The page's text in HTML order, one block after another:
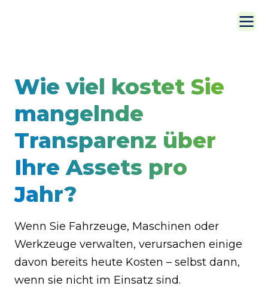
Wie viel kostet Sie
mangelnde
Transparenz über
Ihre Assets pro
Jahr?
Wenn Sie Fahrzeuge, Maschinen oder
Werkzeuge verwalten, verursachen einige
davon bereits heute Kosten – selbst dann,
wenn sie nicht im Einsatz sind.